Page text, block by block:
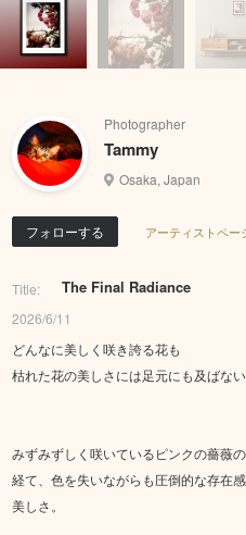
Photographer
Tammy
Osaka, Japan
フォローする アーティストペー
Title: The Final Radiance
2026/6/11
どんなに美しく咲き誇る花も
枯れた花の美しさには足元にも及ばない
みずみずしく咲いているピンクの薔薇
経て、色を失いながらも圧倒的な存在
美しさ。